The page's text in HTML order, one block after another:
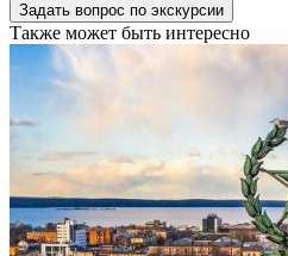
Задать вопрос по экскурсии
Также может быть интересно